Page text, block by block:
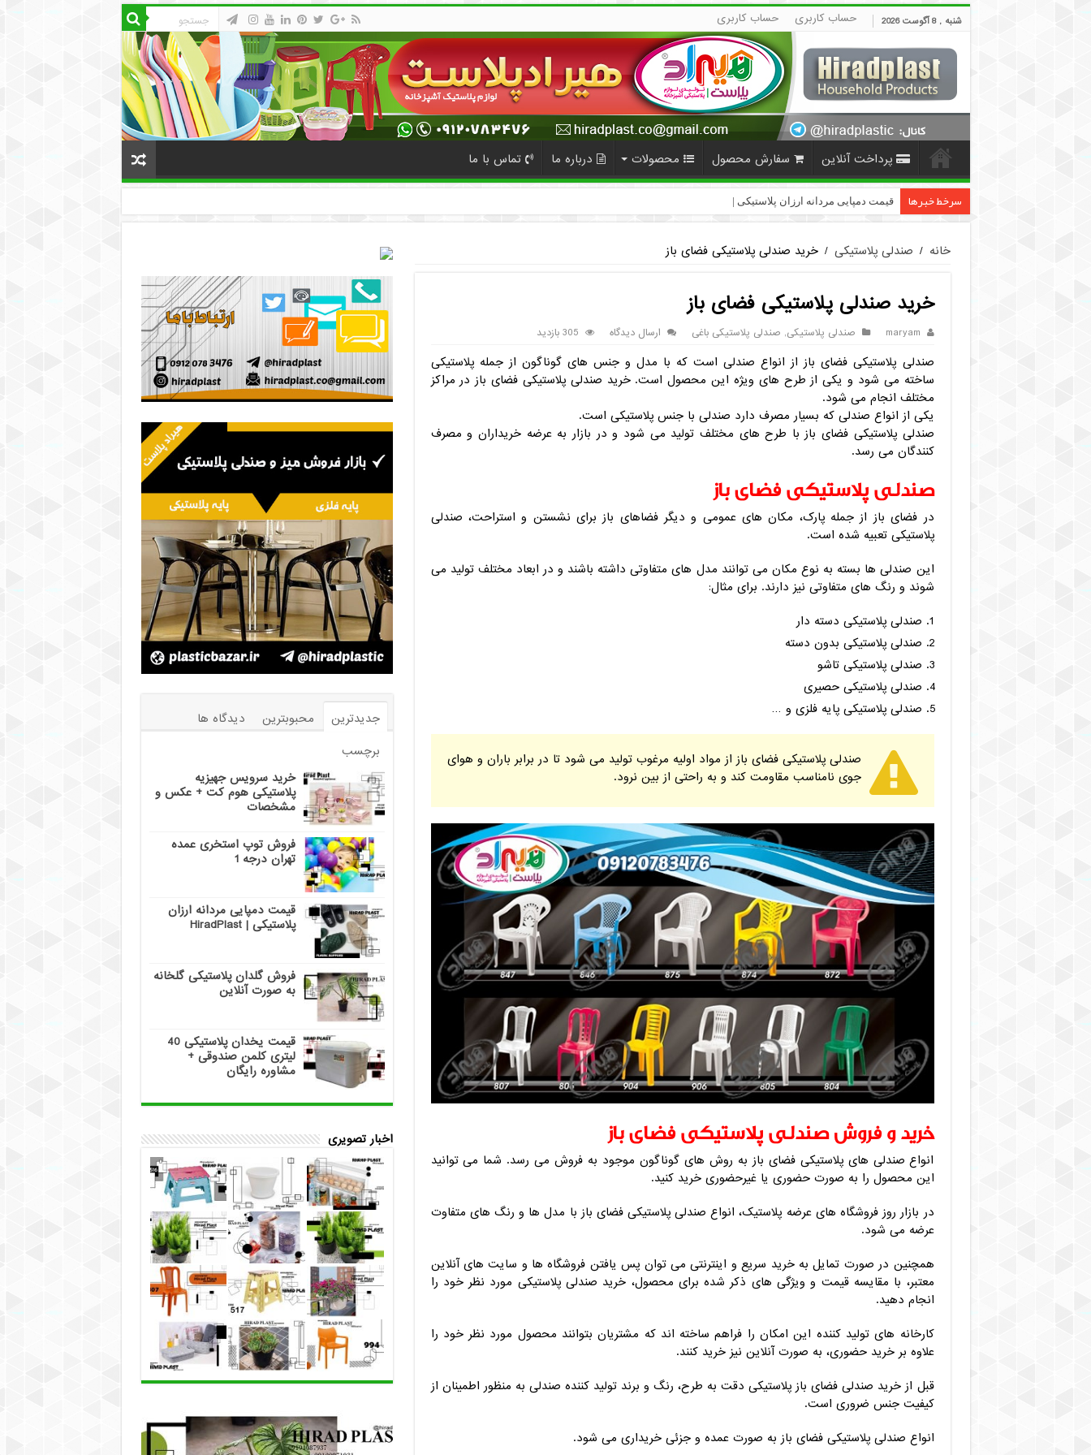
شنبه , 8 آگوست 2026 حساب کاربری حساب کاربری
پرداخت آنلاین سفارش محصول محصولات درباره ما تماس با ما
سرخط خبرها قیمت دمپایی مردانه ارزان پلاستیکی | HiradPlast
خانه / صندلی پلاستیکی / خرید صندلی پلاستیکی فضای باز
خرید صندلی پلاستیکی فضای باز
maryam صندلی پلاستیکی, صندلی پلاستیکی باغی ارسال دیدگاه 305 بازدید
صندلی پلاستیکی فضای باز از انواع صندلی است که با مدل و جنس های گوناگون از جمله پلاستیکی
ساخته می شود و یکی از طرح های ویژه این محصول است. خرید صندلی پلاستیکی فضای باز در مراکز
مختلف انجام می شود.
یکی از انواع صندلی که بسیار مصرف دارد صندلی با جنس پلاستیکی است.
صندلی پلاستیکی فضای باز با طرح های مختلف تولید می شود و در بازار به عرضه خریداران و مصرف
کنندگان می رسد.
صندلی پلاستیکی فضای باز
در فضای باز از جمله پارک، مکان های عمومی و دیگر فضاهای باز برای نشستن و استراحت، صندلی
پلاستیکی تعبیه شده است.
این صندلی ها بسته به نوع مکان می توانند مدل های متفاوتی داشته باشند و در ابعاد مختلف تولید می
شوند و رنگ های متفاوتی نیز دارند. برای مثال:
صندلی پلاستیکی دسته دار
صندلی پلاستیکی بدون دسته
صندلی پلاستیکی تاشو
صندلی پلاستیکی حصیری
صندلی پلاستیکی پایه فلزی و …
صندلی پلاستیکی فضای باز از مواد اولیه مرغوب تولید می شود تا در برابر باران و هوای
جوی نامناسب مقاومت کند و به راحتی از بین نرود.
خرید و فروش صندلی پلاستیکی فضای باز
انواع صندلی های پلاستیکی فضای باز به روش های گوناگون موجود به فروش می رسد. شما می توانید
این محصول را به صورت حضوری یا غیرحضوری خرید کنید.
در بازار روز فروشگاه های عرضه پلاستیک، انواع صندلی پلاستیکی فضای باز با مدل ها و رنگ های متفاوت
عرضه می شود.
همچنین در صورت تمایل به خرید سریع و اینترنتی می توان پس یافتن فروشگاه ها و سایت های آنلاین
معتبر، با مقایسه قیمت و ویژگی های ذکر شده برای محصول، خرید صندلی پلاستیکی مورد نظر خود را
انجام دهید.
کارخانه های تولید کننده این امکان را فراهم ساخته اند که مشتریان بتوانند محصول مورد نظر خود را
علاوه بر خرید حضوری، به صورت آنلاین نیز خرید کنند.
قبل از خرید صندلی فضای باز پلاستیکی دقت به طرح، رنگ و برند تولید کننده صندلی به منظور اطمینان از
کیفیت جنس ضروری است.
انواع صندلی پلاستیکی فضای باز به صورت عمده و جزئی خریداری می شود.
جدیدترین محبوبترین
دیدگاه ها
برچسب
خرید سرویس جهیزیه
پلاستیکی هوم کت + عکس و
مشخصات
فروش توپ استخری عمده
تهران درجه 1
قیمت دمپایی مردانه ارزان
پلاستیکی | HiradPlast
فروش گلدان پلاستیکی گلخانه
به صورت آنلاین
قیمت یخدان پلاستیکی 40
لیتری کلمن صندوقی +
مشاوره رایگان
اخبار تصویری